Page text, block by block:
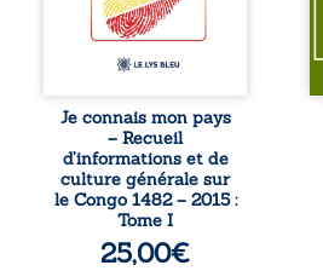
entend combattre
l’ignorance, le
repli identitaire et
l’affaiblissement
patriotique.
Accessible à tous,
ce recueil offre
des repères
essentiels pour
mieux
comprendre le ...
Je connais mon pays
– Recueil
d’informations et de
culture générale sur
le Congo 1482 – 2015 :
Tome I
25,00€